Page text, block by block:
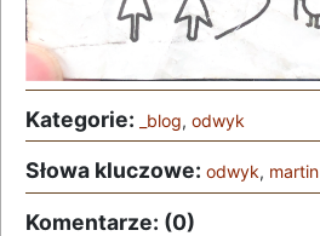
Kategorie: _blog, odwyk
Słowa kluczowe: odwyk, martin
Komentarze: (0)